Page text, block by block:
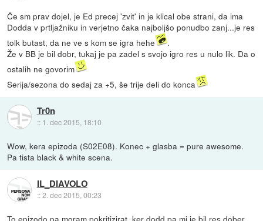
Če sm prav dojel, je Ed precej 'zvit' in je klical obe strani, da ima
Dodda v prtljažniku in verjetno čaka najboljšo ponudbo zanj...je res
tolk butast, da ne ve s kom se igra hehe
.
Že v BB je bil dobr, tukaj je pa zadel s svojo igro res u nulo lik. Da o
ostalih ne govorim
Serija/sezona do sedaj za +5, še trije deli do konca
Tr0n
:: 1. dec 2015, 18:10
Wow, kera epizoda (S02E08). Konec + glasba = pure awesome.
Pa tista black & white scena.
IL_DIAVOLO
::2. dec 2015, 00:23
To epizodo pa moram pokritizirat, ker dodd pa mi je bil res dober